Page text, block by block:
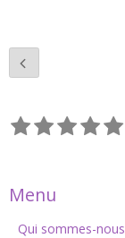
Menu
Qui sommes-